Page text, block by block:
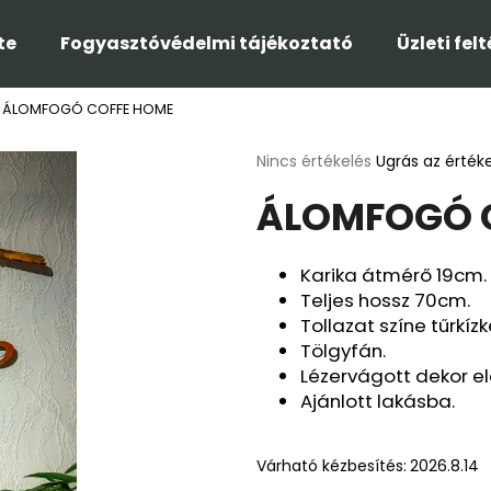
Fogyasztóvédelmi tájékoztató Üzleti
ÁLOMFOGÓ COFFE HOME
A
átlagos
értékelése
csillag.
Nincs értékelés Ugrás az
ÁLOMFOGÓ
Karika átmérő 19cm.
Teljes hossz 70cm.
Tollazat színe
Tölgyfán.
Lézervágott dekor
Ajánlott lakásba.
Várható kézbesítés: 2026.8.14
Mit keres?
KERESÉS